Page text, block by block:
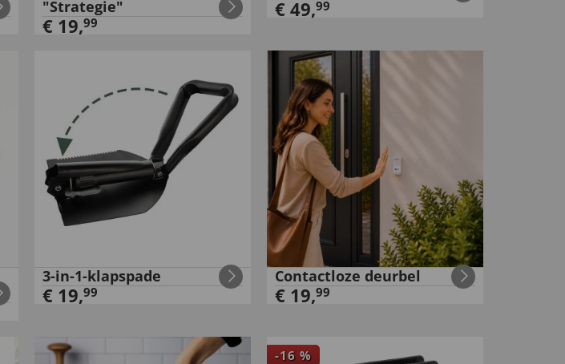
"Strategie"
€ 19,99
€ 49,99
3-in-1-klapspade
€ 19,99
Contactloze deurbel
€ 19,99
-16 %